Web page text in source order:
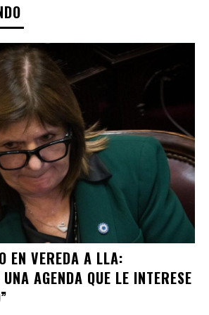
EN VEREDA A LLA:
AGENDA QUE LE INTERESE